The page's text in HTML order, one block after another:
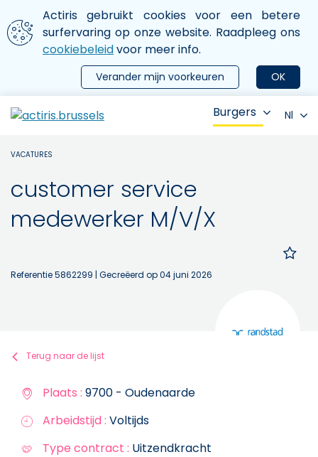
Aller au contenu principal
We gebruiken cookies
Actiris gebruikt cookies voor een betere
surfervaring op onze website. Raadpleeg ons
cookiebeleidvoor meer info.
OK
Verander mijn voorkeuren
le menu
Burgers Nl
VACATURES
customer service
medewerker M/V/X
Referentie 5862299 | Gecreëerd op 04 juni 2026
Terug naar de lijst
Plaats : 9700 - Oudenaarde
Arbeidstijd : Voltijds
Type contract : Uitzendkracht